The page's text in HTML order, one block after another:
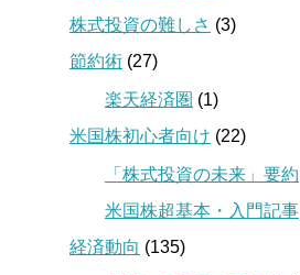
株式投資の難しさ (3)
節約術 (27)
楽天経済圏 (1)
米国株初心者向け (22)
「株式投資の未来」要約
米国株超基本・入門記事
経済動向 (135)